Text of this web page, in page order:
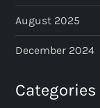
August 2025
December 2024
Categories